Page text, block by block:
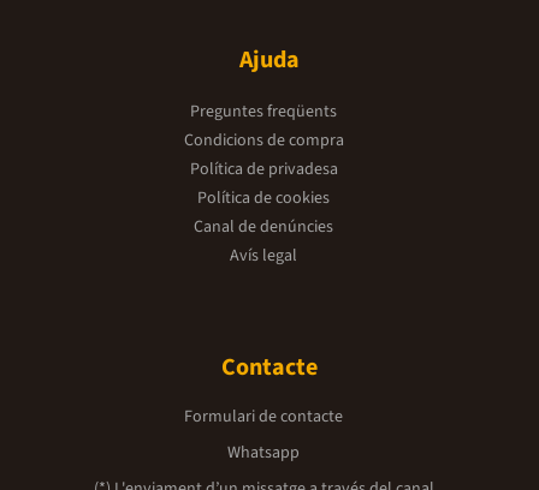
Ajuda
Preguntes freqüents
Condicions de compra
Política de privadesa
Política de cookies
Canal de denúncies
Avís legal
Contacte
Formulari de contacte
Whatsapp